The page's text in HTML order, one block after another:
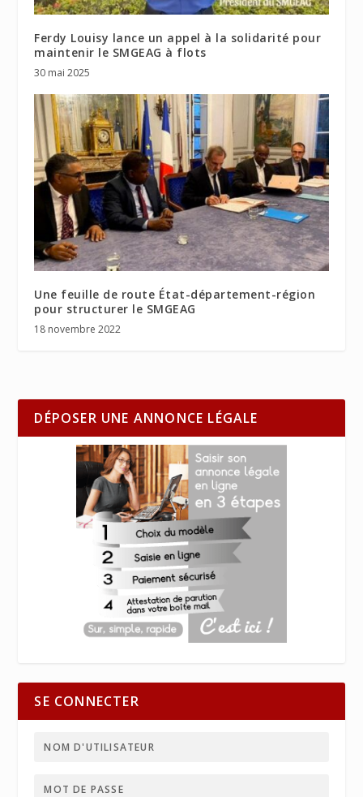
Ferdy Louisy lance un appel à la solidarité pour
maintenir le SMGEAG à flots
30 mai 2025
Une feuille de route État-département-région
pour structurer le SMGEAG
18 novembre 2022
DÉPOSER UNE ANNONCE LÉGALE
SE CONNECTER